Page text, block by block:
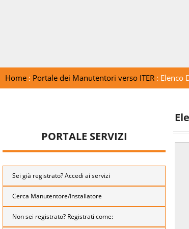
Home: Portale dei Manutentori verso ITER: Elenco
PORTALE SERVIZI
Sei già registrato? Accedi ai servizi
Cerca Manutentore/Installatore
Non sei registrato? Registrati come: